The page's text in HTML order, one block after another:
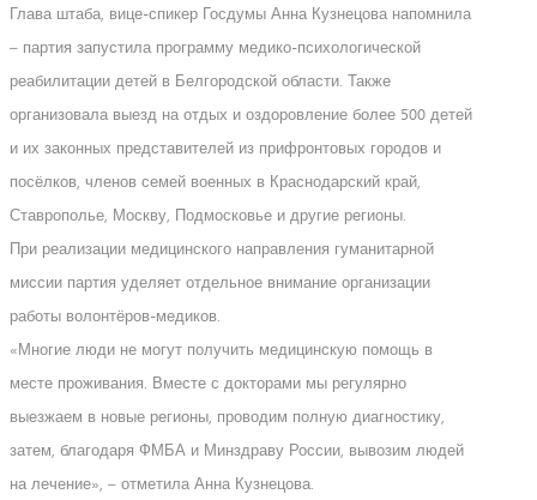
Глава штаба, вице-спикер Госдумы Анна Кузнецова напомнила
– партия запустила программу медико-психологической
реабилитации детей в Белгородской области. Также
организовала выезд на отдых и оздоровление более 500 детей
и их законных представителей из прифронтовых городов и
посёлков, членов семей военных в Краснодарский край,
Ставрополье, Москву, Подмосковье и другие регионы.
При реализации медицинского направления гуманитарной
миссии партия уделяет отдельное внимание организации
работы волонтёров-медиков.
«Многие люди не могут получить медицинскую помощь в
месте проживания. Вместе с докторами мы регулярно
выезжаем в новые регионы, проводим полную диагностику,
затем, благодаря ФМБА и Минздраву России, вывозим людей
на лечение», – отметила Анна Кузнецова.